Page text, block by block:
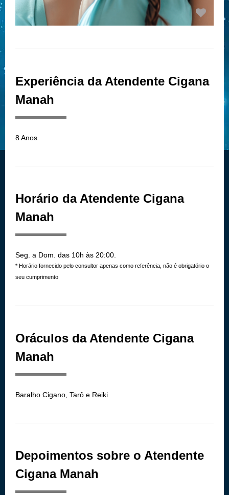
Experiência da Atendente Cigana
Manah
8 Anos
Horário da Atendente Cigana
Manah
Seg. a Dom. das 10h às 20:00.
* Horário fornecido pelo consultor apenas como referência, não é obrigatório o
seu cumprimento
Oráculos da Atendente Cigana
Manah
Baralho Cigano, Tarô e Reiki
Depoimentos sobre o Atendente
Cigana Manah